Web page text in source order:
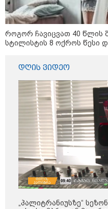
-
სამართალი
როგორ ჩავიცვათ 40 წლის
სტილისტის 8 ოქროს წესი
დღის ვიდეო
„პალიტრანიუსზე“